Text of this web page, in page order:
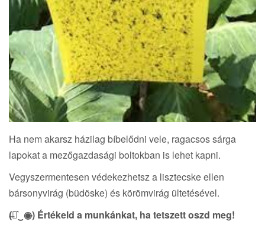
Ha nem akarsz házilag bíbelődni vele, ragacsos sárga
lapokat a mezőgazdasági boltokban is lehet kapni.
Vegyszermentesen védekezhetsz a lisztecske ellen
bársonyvirág (büdöske) és körömvirág ültetésével.
(̶◉͛‿◉̶) Értékeld a munkánkat, ha tetszett oszd meg!